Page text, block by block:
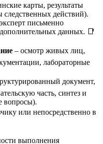
карты, результаты
следственных действий).
письменно
дополнительных данных. 📑
– осмотр живых лиц,
лабораторные
документ,
часть, синтез и
вопросы).
или непосредственно в
выполнения